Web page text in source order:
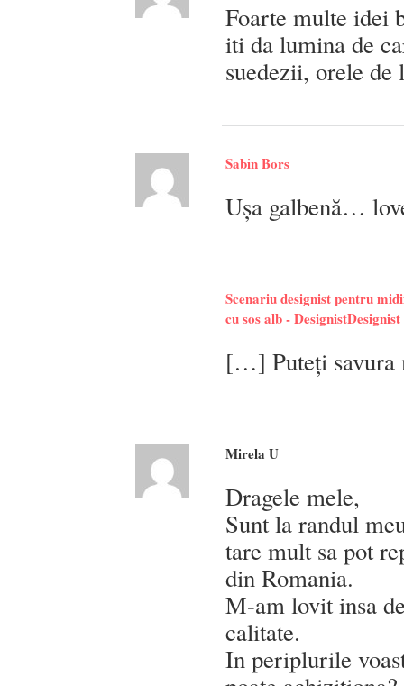
Foarte multe idei
iti da lumina de
suedezii, orele
Sabin Bors
Ușa galbenă…
Scenariu designist pentru
cu sos alb - DesignistDesignist
[…] Puteți savura
Mirela U
Dragele mele,
Sunt la randul
tare mult sa pot
din Romania.
M-am lovit insa
calitate.
In periplurile